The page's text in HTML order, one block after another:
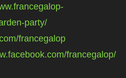
party/
francegalop
francegalop/